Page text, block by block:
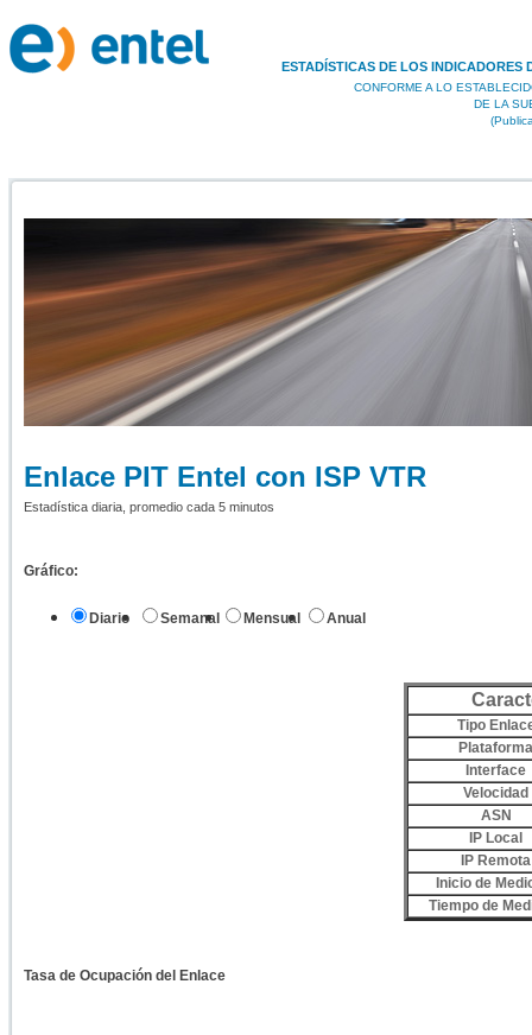
ESTADÍSTICAS DE LOS INDICADORES
CONFORME A LO
DE LA
Enlace PIT Entel con ISP VTR
Estadística diaria, promedio cada 5 minutos
Gráfico:
Diario Semanal Mensual Anual
Tipo
Plataforma
Interface
Velocidad
ASN
IP Local
IP Remota
Inicio de
Tiempo de
Tasa de Ocupación del Enlace